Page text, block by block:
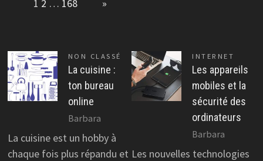
1 2 … 168 »
NON CLASSÉ
La cuisine :
ton bureau
online
Barbara
La cuisine est un hobby à
chaque fois plus répandu et
INTERNET
Les appareils
mobiles et la
sécurité des
ordinateurs
Barbara
Les nouvelles technologies